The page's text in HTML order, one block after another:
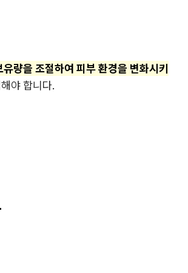
량을 조절하여 피부 환경을 변화시키
야 합니다.